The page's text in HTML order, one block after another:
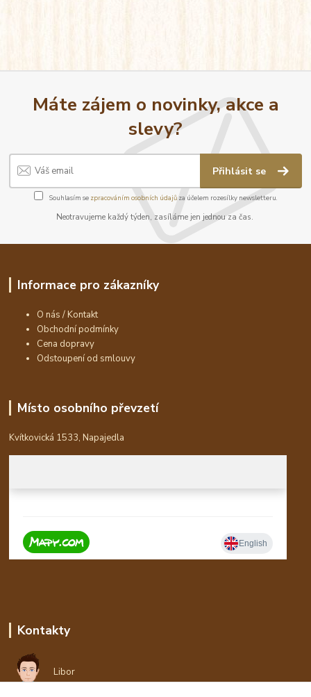
Máte zájem o novinky, akce a
slevy?
Přihlásit se
Souhlasím se zpracováním osobních údajůza účelem rozesílky newsletteru.
Neotravujeme každý týden, zasíláme jen jednou za čas.
Informace pro zákazníky
O nás / Kontakt
Obchodní podmínky
Cena dopravy
Odstoupení od smlouvy
Místo osobního převzetí
Kvítkovická 1533, Napajedla
Kontakty
Libor